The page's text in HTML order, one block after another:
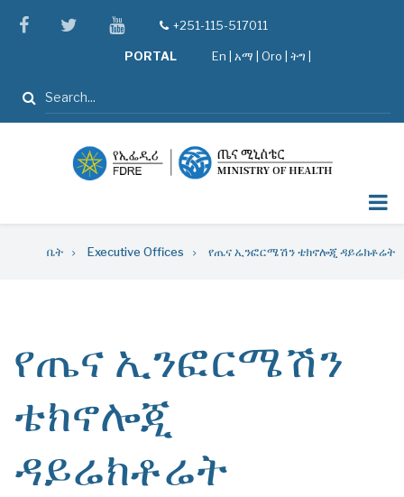
facebooktwitteryoutube
tel+251-115-517011
PORTAL En አማ Oro ትግ |
ፈልግ
ቤት Executive Offices የጤና ኢንፎርሜሽን ቴክኖሎጂ ዳይሬክቶሬት
የጤና ኢንፎርሜሽን
ቴክኖሎጂ
ዳይሬክቶሬት